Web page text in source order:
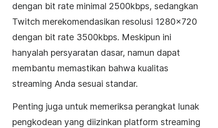
dengan bit rate minimal 2500kbps, sedangkan
Twitch merekomendasikan resolusi 1280×720
dengan bit rate 3500kbps. Meskipun ini
hanyalah persyaratan dasar, namun dapat
membantu memastikan bahwa kualitas
streaming Anda sesuai standar.
Penting juga untuk memeriksa perangkat lunak
pengkodean yang diizinkan platform streaming